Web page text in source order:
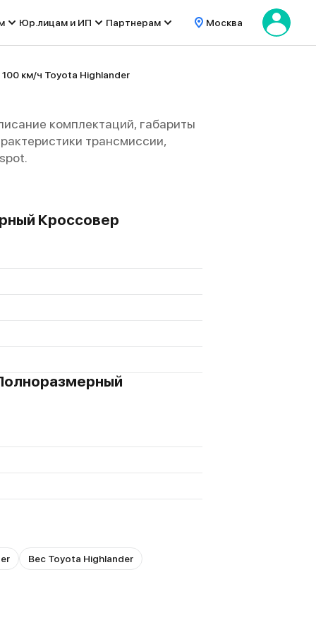
Юр.лицам и ИП Партнерам Москва
км/ч Toyota Highlander
комплектаций, габариты
трансмиссии,
Кроссовер
Вес Toyota Highlander